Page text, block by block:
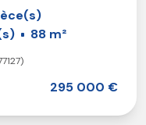
88 m²
295 000 €